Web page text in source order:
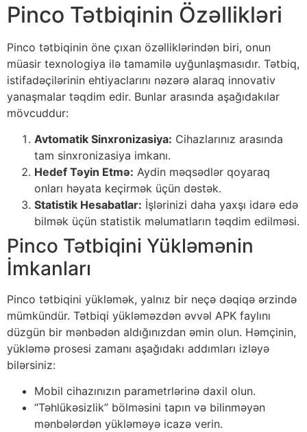
Pinco Tətbiqinin Özəllikləri
Pinco tətbiqinin öne çıxan özəlliklərindən biri, onun
müasir texnologiya ilə tamamilə uyğunlaşmasıdır. Tətbiq,
istifadəçilərinin ehtiyaclarını nəzərə alaraq innovativ
yanaşmalar təqdim edir. Bunlar arasında aşağıdakılar
mövcuddur:
Avtomatik Sinxronizasiya: Cihazlarınız arasında
tam sinxronizasiya imkanı.
Hedef Təyin Etmə: Aydin məqsədlər qoyaraq
onları həyata keçirmək üçün dəstək.
Statistik Hesabatlar: İşlərinizi daha yaxşı idarə edə
bilmək üçün statistik məlumatların təqdim edilməsi.
Pinco Tətbiqini Yükləmənin
İmkanları
Pinco tətbiqini yükləmək, yalnız bir neçə dəqiqə ərzində
mümkündür. Tətbiqi yükləməzdən əvvəl APK faylını
düzgün bir mənbədən aldığınızdan əmin olun. Həmçinin,
yükləmə prosesi zamanı aşağıdakı addımları izləyə
bilərsiniz:
Mobil cihazınızın parametrlərinə daxil olun.
“Təhlükəsizlik” bölməsini tapın və bilinməyən
mənbələrdən yükləməyə icazə verin.